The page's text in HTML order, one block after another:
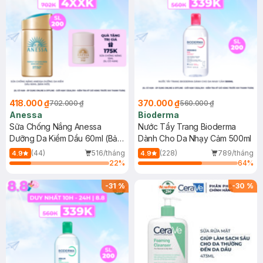
418.000 ₫702.000 ₫
Anessa
Sữa Chống Nắng Anessa
Dưỡng Da Kiềm Dầu 60ml (Bản
Mới)
4.9 (44)
516/tháng
22%
370.000 ₫560.000 ₫
Bioderma
Nước Tẩy Trang Bioderma
Dành Cho Da Nhạy Cảm 500ml
4.9 (228)
789/tháng
64%
-31% -30 %